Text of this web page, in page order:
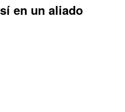
en un aliado